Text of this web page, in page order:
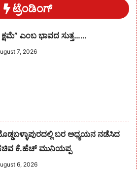
ಟ್ರೆಂಡಿಂಗ್
ಕ್ಷಮೆ” ಎಂಬ ಭಾವದ ಸುತ್ತ……
7, 2026
ಬರ ಅಧ್ಯಯನ ನಡೆಸಿದ
ಕೆ.ಹೆಚ್ ಮುನಿಯಪ್ಪ
6, 2026